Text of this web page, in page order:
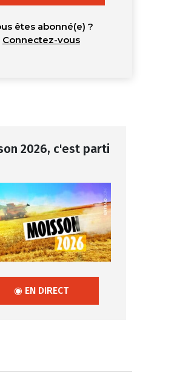
êtes abonné(e) ?
Connectez-vous
2026, c'est parti
◉ EN DIRECT